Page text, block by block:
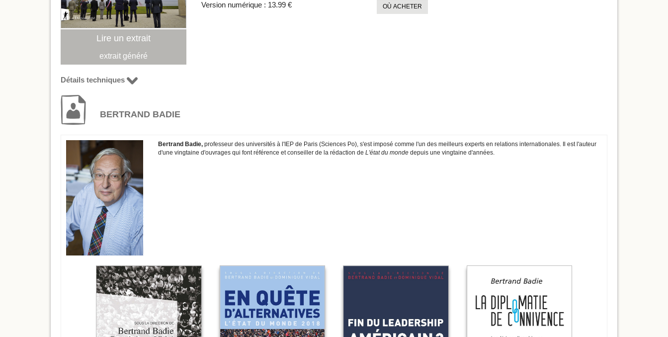
Lire un extrait
extrait généré
Version numérique : 13.99 € OÙ ACHETER
Détails techniques
BERTRAND BADIE
Bertrand Badie, professeur des universités à l'IEP de Paris (Sciences Po), s'est imposé comme l'un des meilleurs experts en relations internationales. Il est l'auteur
d'une vingtaine d'ouvrages qui font référence et conseiller de la rédaction de L'état du mondedepuis une vingtaine d'années.